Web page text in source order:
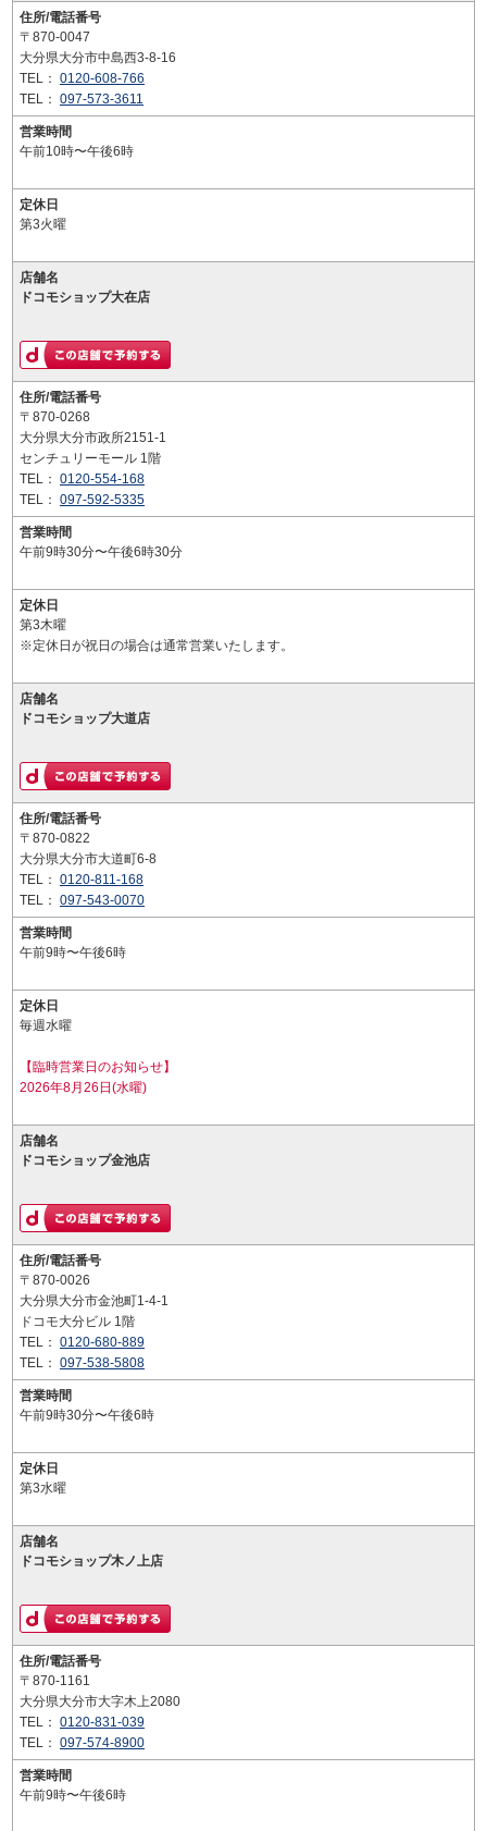
住所/電話番号
〒870-0047
大分県大分市中島西3-8-16
TEL： 0120-608-766
TEL： 097-573-3611
営業時間
午前10時〜午後6時
定休日
第3火曜
店舗名
ドコモショップ大在店
住所/電話番号
〒870-0268
大分県大分市政所2151-1
センチュリーモール 1階
TEL： 0120-554-168
TEL： 097-592-5335
営業時間
午前9時30分〜午後6時30分
定休日
第3木曜
※定休日が祝日の場合は通常営業いたします。
店舗名
ドコモショップ大道店
住所/電話番号
〒870-0822
大分県大分市大道町6-8
TEL： 0120-811-168
TEL： 097-543-0070
営業時間
午前9時〜午後6時
定休日
毎週水曜
【臨時営業日のお知らせ】
2026年8月26日(水曜)
店舗名
ドコモショップ金池店
住所/電話番号
〒870-0026
大分県大分市金池町1-4-1
ドコモ大分ビル 1階
TEL： 0120-680-889
TEL： 097-538-5808
営業時間
午前9時30分〜午後6時
定休日
第3水曜
店舗名
ドコモショップ木ノ上店
住所/電話番号
〒870-1161
大分県大分市大字木上2080
TEL： 0120-831-039
TEL： 097-574-8900
営業時間
午前9時〜午後6時